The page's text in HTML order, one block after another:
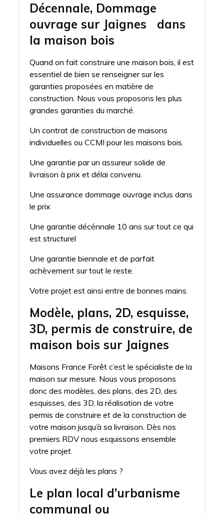
Décennale, Dommage
ouvrage sur Jaignes dans
la maison bois
Quand on fait construire une maison bois, il est
essentiel de bien se renseigner sur les
garanties proposées en matière de
construction. Nous vous proposons les plus
grandes garanties du marché.
Un contrat de construction de maisons
individuelles ou CCMI pour les maisons bois.
Une garantie par un assureur solide de
livraison à prix et délai convenu.
Une assurance dommage ouvrage inclus dans
le prix
Une garantie décénnale 10 ans sur tout ce qui
est structurel
Une garantie biennale et de parfait
achèvement sur tout le reste.
Votre projet est ainsi entre de bonnes mains.
Modèle, plans, 2D, esquisse,
3D, permis de construire, de
maison bois sur Jaignes
Maisons France Forêt c’est le spécialiste de la
maison sur mesure. Nous vous proposons
donc des modèles, des plans, des 2D, des
esquisses, des 3D, la réalisation de votre
permis de construire et de la construction de
votre maison jusqu’à sa livraison. Dès nos
premiers RDV nous esquissons ensemble
votre projet.
Vous avez déjà les plans ?
Le plan local d’urbanisme
communal ou